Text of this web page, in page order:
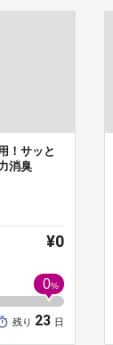
！サッと
消臭
¥0
0%
残り 23 日